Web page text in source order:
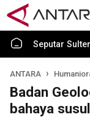
Seputar
ANTARA
Badan
bahaya